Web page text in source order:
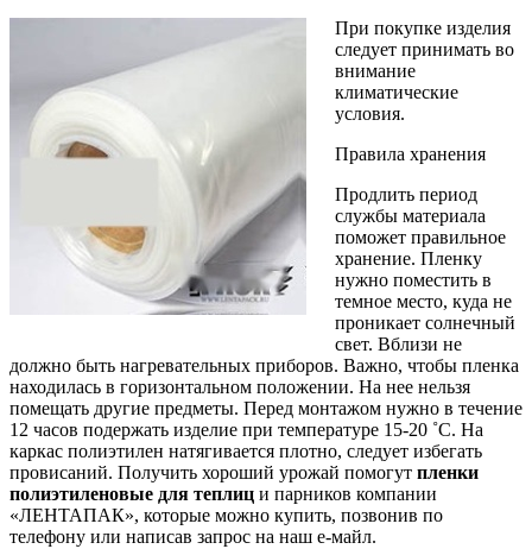
При покупке изделия
следует принимать во
внимание
климатические
условия.
Правила хранения
Продлить период
службы материала
поможет правильное
хранение. Пленку
нужно поместить в
темное место, куда не
проникает солнечный
свет. Вблизи не
должно быть нагревательных приборов. Важно, чтобы пленка
находилась в горизонтальном положении. На нее нельзя
помещать другие предметы. Перед монтажом нужно в течение
12 часов подержать изделие при температуре 15-20 ˚С. На
каркас полиэтилен натягивается плотно, следует избегать
провисаний. Получить хороший урожай помогут пленки
полиэтиленовые для теплиц и парников компании
«ЛЕНТАПАК», которые можно купить, позвонив по
телефону или написав запрос на наш е-майл.